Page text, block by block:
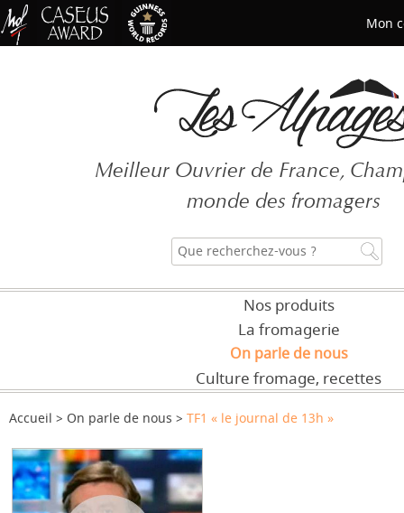
Meilleur Ouvrier de France,
monde des fromagers
Nos produits
La fromagerie
On parle de nous
Culture fromage, recettes
Accueil On parle de nous TF1 « le journal de 13h »
Mon
Mot de passe oublié ?
CRÉER UN